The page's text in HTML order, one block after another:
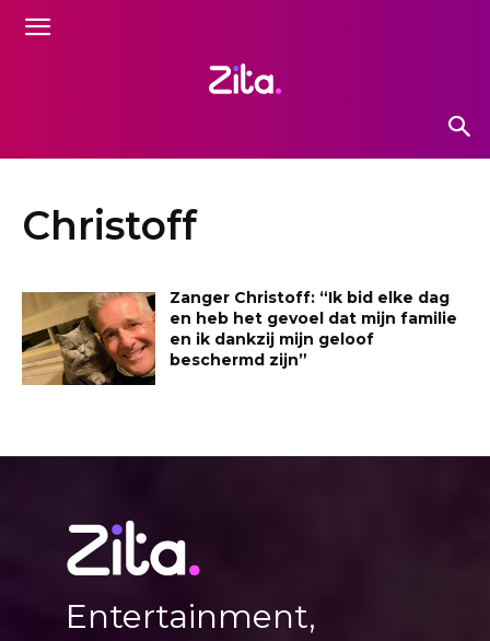
Christoff
Zanger Christoff: “Ik bid elke dag
en heb het gevoel dat mijn familie
en ik dankzij mijn geloof
beschermd zijn”
Entertainment,